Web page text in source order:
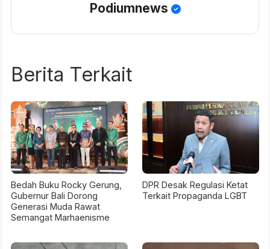
Podiumnews
Berita Terkait
Bedah Buku Rocky Gerung,
Gubernur Bali Dorong
Generasi Muda Rawat
Semangat Marhaenisme
DPR Desak Regulasi Ketat
Terkait Propaganda LGBT